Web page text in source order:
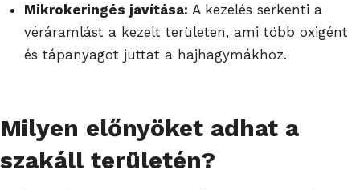
Mikrokeringés javítása: A kezelés serkenti a
véráramlást a kezelt területen, ami több oxigént
és tápanyagot juttat a hajhagymákhoz.
Milyen előnyöket adhat a
szakáll területén?